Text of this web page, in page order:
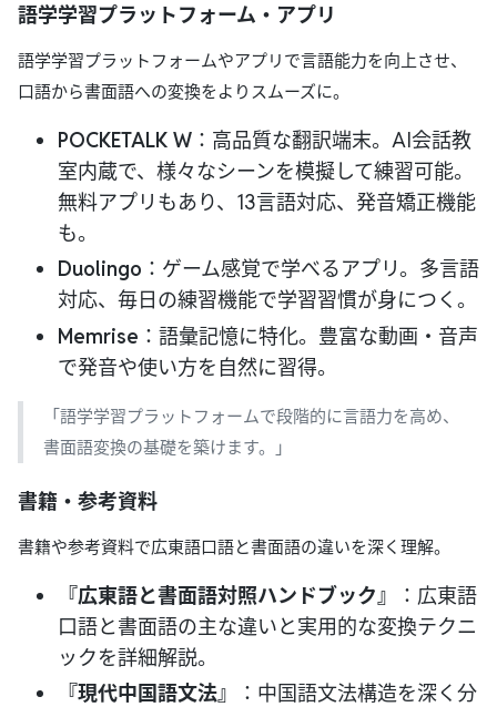
語学学習プラットフォーム・アプリ
語学学習プラットフォームやアプリで言語能力を向上させ、
口語から書面語への変換をよりスムーズに。
POCKETALK W ：高品質な翻訳端末。AI会話教
室内蔵で、様々なシーンを模擬して練習可能。
無料アプリもあり、13言語対応、発音矯正機能
も。
Duolingo ：ゲーム感覚で学べるアプリ。多言語
対応、毎日の練習機能で学習習慣が身につく。
Memrise ：語彙記憶に特化。豊富な動画・音声
で発音や使い方を自然に習得。
「語学学習プラットフォームで段階的に言語力を高め、
書面語変換の基礎を築けます。」
書籍・参考資料
書籍や参考資料で広東語口語と書面語の違いを深く理解。
『広東語と書面語対照ハンドブック』
：広東語
口語と書面語の主な違いと実用的な変換テクニ
ックを詳細解説。
『現代中国語文法』
：中国語文法構造を深く分